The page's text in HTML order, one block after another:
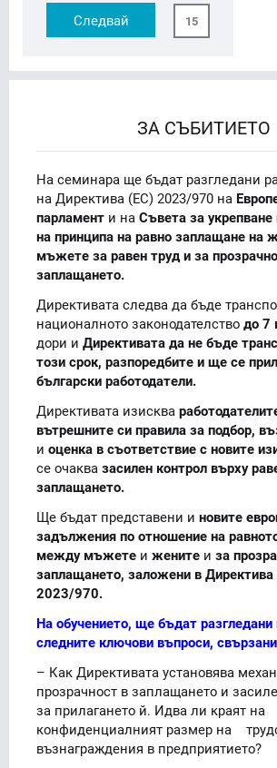
Следвай 15
ЗА СЪБИТИЕТО
На семинара ще бъдат разгледани
на Директива (ЕС) 2023/970 на
парламент и на Съвета за укрепване
на принципа на равно заплащане на
мъжете за равен труд и за
заплащането.
Директивата следва да бъде
националното законодателство до 7
дори и Директивата да не бъде
този срок, разпоредбите и ще се
български работодатели.
Директивата изисква
вътрешните си правила за подбор,
и оценка в съответствие с новите
се очаква засилен контрол върху
заплащането.
Ще бъдат представени и новите
задължения по отношение на
между мъжете и жените и за
заплащането, заложени в
2023/970.
На обучението, ще бъдат
следните ключови въпроси,
– Как Директивата установява
прозрачност в заплащането и
за прилагането й. Идва ли краят на
конфиденциалният размер на
възнаграждения в предприятието?